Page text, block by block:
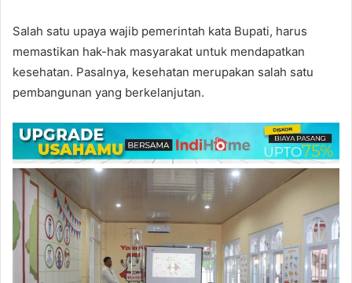
Salah satu upaya wajib pemerintah kata Bupati, harus
memastikan hak-hak masyarakat untuk mendapatkan
kesehatan. Pasalnya, kesehatan merupakan salah satu
pembangunan yang berkelanjutan.